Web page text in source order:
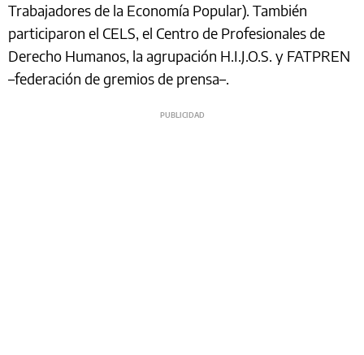
Trabajadores de la Economía Popular). También
participaron el CELS, el Centro de Profesionales de
Derecho Humanos, la agrupación H.I.J.O.S. y FATPREN
–federación de gremios de prensa–.